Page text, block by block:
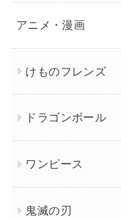
アニメ・漫画
けものフレンズ
ドラゴンボール
ワンピース
鬼滅の刃